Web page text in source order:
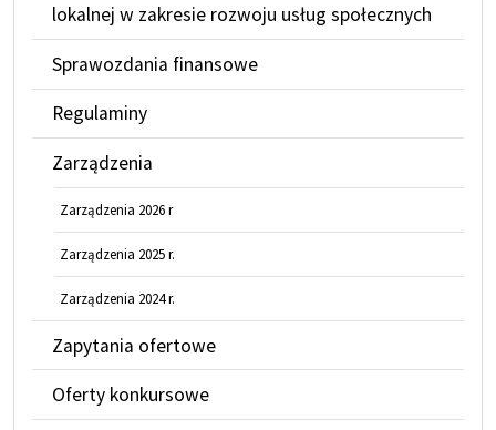
lokalnej w zakresie rozwoju usług społecznych
Sprawozdania finansowe
Regulaminy
Zarządzenia
Zarządzenia 2026 r
Zarządzenia 2025 r.
Zarządzenia 2024 r.
Zapytania ofertowe
Oferty konkursowe